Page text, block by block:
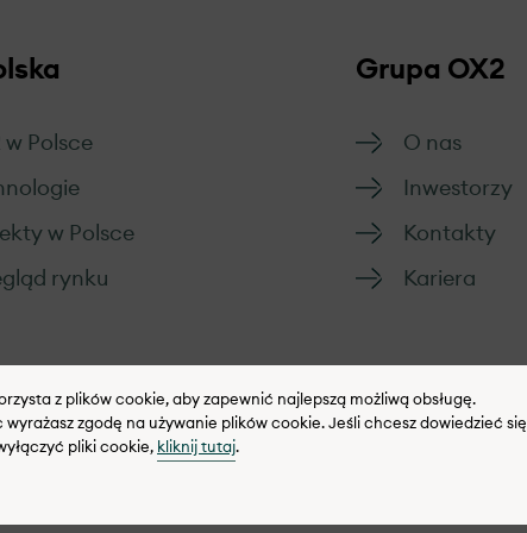
w Polsce
w Polsce
rynku
Grupa OX2
O nas
Inwestorzy
Kontakty
Kariera
plików cookies Polityka integralności
z plików cookie, aby zapewnić najlepszą możliwą obsługę.
zgodę na używanie plików cookie. Jeśli chcesz dowiedzieć się
pliki cookie, kliknij tutaj.